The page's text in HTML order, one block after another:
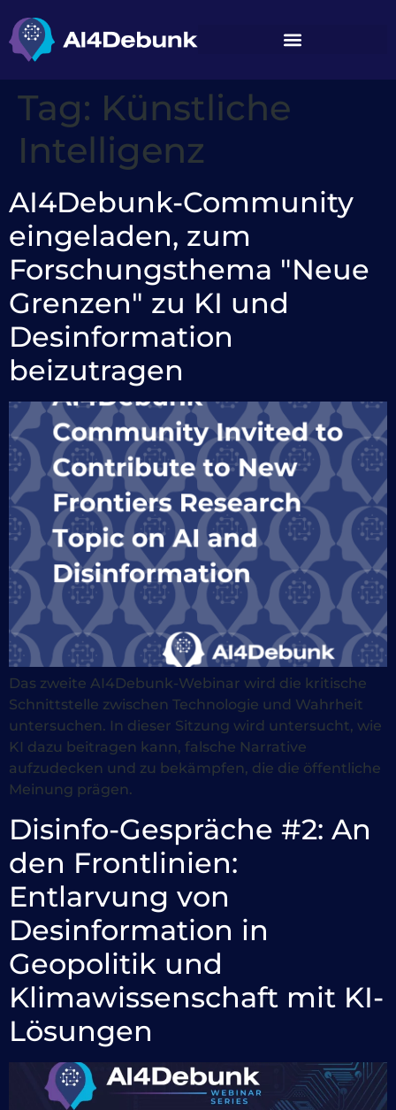
springen
Tag: Künstliche
Intelligenz
AI4Debunk-Community
eingeladen, zum
Forschungsthema "Neue
Grenzen" zu KI und
Desinformation
beizutragen
Das zweite AI4Debunk-Webinar wird die kritische
Schnittstelle zwischen Technologie und Wahrheit
untersuchen. In dieser Sitzung wird untersucht, wie
KI dazu beitragen kann, falsche Narrative
aufzudecken und zu bekämpfen, die die öffentliche
Meinung prägen.
Disinfo-Gespräche #2: An
den Frontlinien:
Entlarvung von
Desinformation in
Geopolitik und
Klimawissenschaft mit KI-
Lösungen